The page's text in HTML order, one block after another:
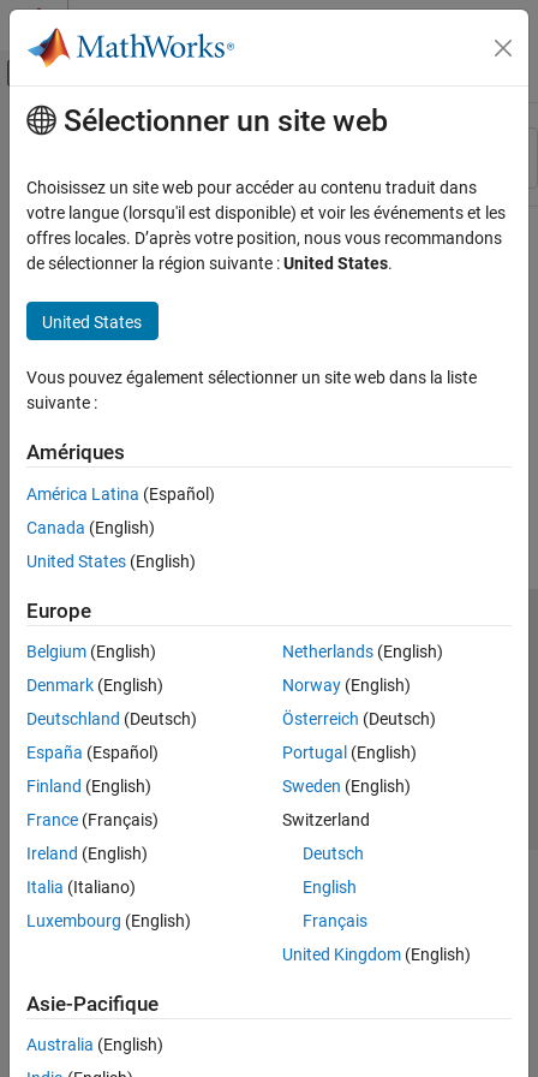
Passer au contenu
Activer/désactiver l'affichage du menu
Ressource
Contenu principal
Sélectionner un site web
Choisissez un site web pour accéder au contenu traduit dans
votre langue (lorsqu'il est disponible) et voir les événements et les
offres locales. D’après votre position, nous vous recommandons
de sélectionner la région suivante :United States.
United States
Vous pouvez également sélectionner un site web dans la liste
suivante :
Amériques
América Latina (Español)
Canada (English)
United States (English)
Europe
Belgium (English)
Denmark (English)
Deutschland (Deutsch)
España (Español)
Finland (English)
France (Français)
Ireland (English)
Italia (Italiano)
Luxembourg (English)
Netherlands(English)
Norway(English)
Österreich (Deutsch)
Portugal (English)
Sweden (English)
Switzerland
Deutsch
English
Français
United Kingdom(English)
Asie-Pacifique
Australia (English)
Lutte anti-piratage
Contacts locaux
© 1994-2026 The MathWorks, Inc.